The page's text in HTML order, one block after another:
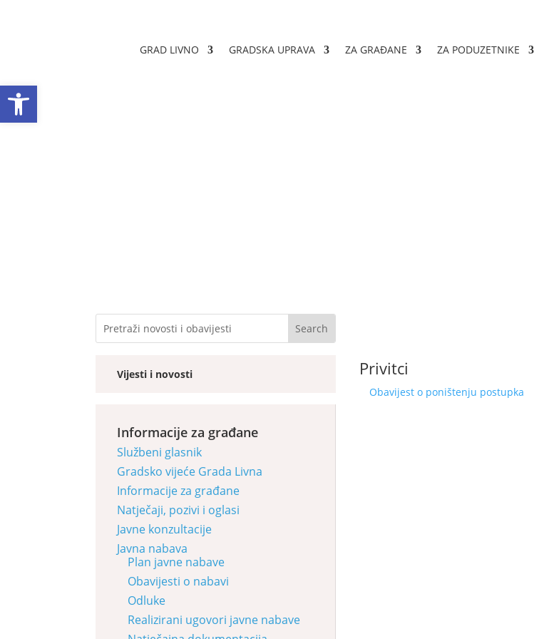
GRAD LIVNO GRADSKA UPRAVA ZA GRAĐANE ZA PODUZETNIKE
Vijesti i novosti
Informacije za građane
Službeni glasnik
Gradsko vijeće Grada Livna
Informacije za građane
Natječaji, pozivi i oglasi
Javne konzultacije
Javna nabava
Plan javne nabave
Obavijesti o nabavi
Odluke
Realizirani ugovori javne nabave
Privitci
Obavijest o poništenju postupka
Open toolbar